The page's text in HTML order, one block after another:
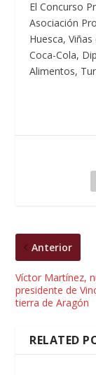
El Concurso
Asociación
Huesca,
Coca-Cola,
Alimentos,
Anterior
Víctor Martínez,
presidente de
tierra de Aragón
RELATED